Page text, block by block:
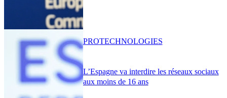
L’Espagne va interdire les réseaux sociaux
aux moins de 16 ans
PROTECHNOLOGIES